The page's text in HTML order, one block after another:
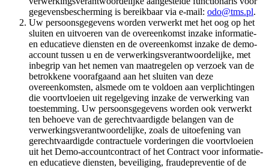
gegevensbescherming is bereikbaar via e-mail: odo@tms.pl.
Uw persoonsgegevens worden verwerkt met het oog op het
sluiten en uitvoeren van de overeenkomst inzake informatie-
en educatieve diensten en de overeenkomst inzake de demo-
account tussen u en de verwerkingsverantwoordelijke, met
inbegrip van het nemen van maatregelen op verzoek van de
betrokkene voorafgaand aan het sluiten van deze
overeenkomsten, alsmede om te voldoen aan verplichtingen
die voortvloeien uit regelgeving inzake de verwerking van
toestemming. Uw persoonsgegevens worden ook verwerkt
ten behoeve van de gerechtvaardigde belangen van de
verwerkingsverantwoordelijke, zoals de uitoefening van
gerechtvaardigde contractuele vorderingen die voortvloeien
uit het Demo-accountcontract of het Contract voor informatie-
en educatieve diensten, beveiliging, fraudepreventie of de